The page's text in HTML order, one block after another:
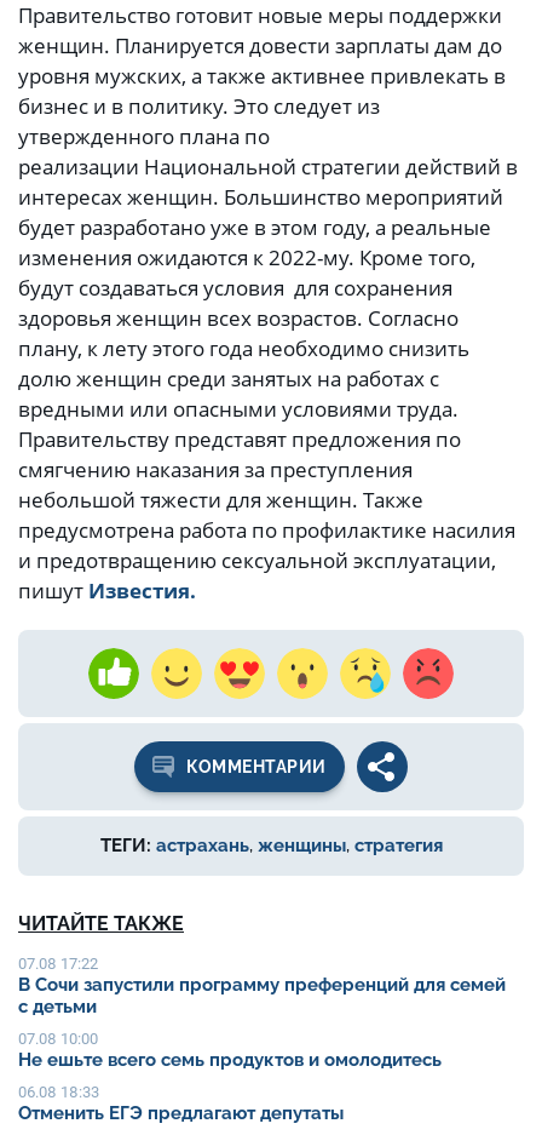
Правительство готовит новые меры поддержки
женщин. Планируется довести зарплаты дам до
уровня мужских, а также активнее привлекать в
бизнес и в политику. Это следует из
утвержденного плана по
реализации Национальной стратегии действий в
интересах женщин. Большинство мероприятий
будет разработано уже в этом году, а реальные
изменения ожидаются к 2022-му. Кроме того,
будут создаваться условия для сохранения
здоровья женщин всех возрастов. Согласно
плану, к лету этого года необходимо снизить
долю женщин среди занятых на работах с
вредными или опасными условиями труда.
Правительству представят предложения по
смягчению наказания за преступления
небольшой тяжести для женщин. Также
предусмотрена работа по профилактике насилия
и предотвращению сексуальной эксплуатации,
пишут Известия.
КОММЕНТАРИИ
ТЕГИ: астрахань, женщины, стратегия
ЧИТАЙТЕ ТАКЖЕ
07.08 17:22
В Сочи запустили программу преференций для семей
с детьми
07.08 10:00
Не ешьте всего семь продуктов и омолодитесь
06.08 18:33
Отменить ЕГЭ предлагают депутаты